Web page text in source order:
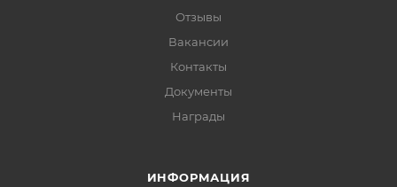
Отзывы
Вакансии
Контакты
Документы
Награды
ИНФОРМАЦИЯ